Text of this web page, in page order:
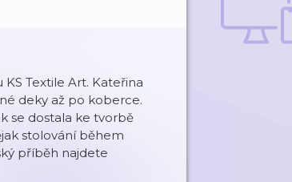
Textile Art. Kateřina
deky až po koberce.
se dostala ke tvorbě
stolování během
příběh najdete